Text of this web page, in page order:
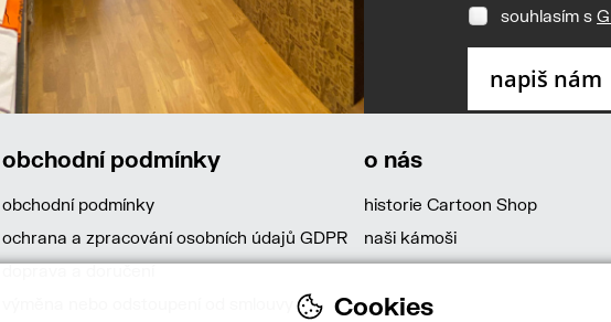
souhlasím s
obchodní podmínky
obchodní podmínky
ochrana a zpracování osobních údajů GDPR
doprava a doručení
o nás
historie Cartoon Shop
naši kámoši
Cookies